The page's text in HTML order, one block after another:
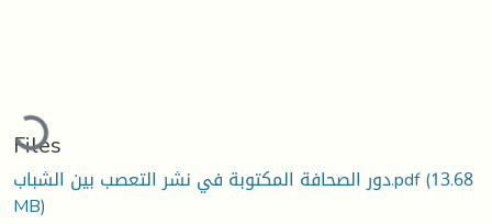
Loading...
Files
دور الصحافة المكتوبة في نشر التعصب بين الشباب.pdf(13.68
MB)